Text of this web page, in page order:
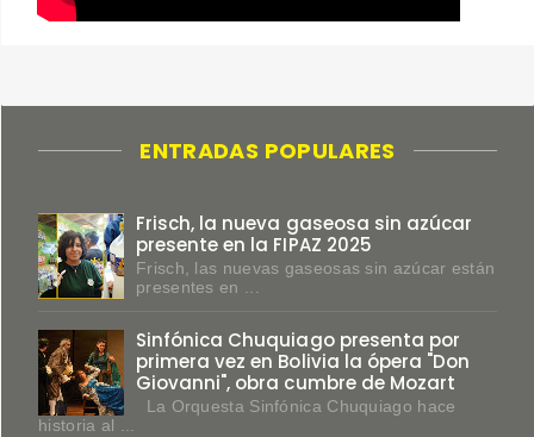
ENTRADAS POPULARES
Frisch, la nueva gaseosa sin azúcar
presente en la FIPAZ 2025
Frisch, las nuevas gaseosas sin azúcar están
presentes en ...
Sinfónica Chuquiago presenta por
primera vez en Bolivia la ópera "Don
Giovanni", obra cumbre de Mozart
La Orquesta Sinfónica Chuquiago hace
historia al ...